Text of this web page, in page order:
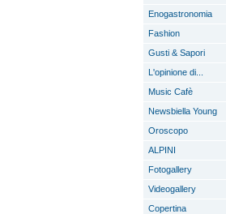
Enogastronomia
Fashion
Gusti & Sapori
L'opinione di...
Music Cafè
Newsbiella Young
Oroscopo
ALPINI
Fotogallery
Videogallery
Copertina